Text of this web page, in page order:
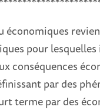
pour
conséquences
par des
terme par des